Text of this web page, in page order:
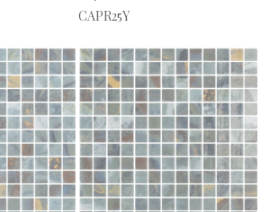
acqua cristallina
sostenibilità e
con un’alta percentuale di vetro riciclato,
e ambientali:
circolare
CAPR25Y